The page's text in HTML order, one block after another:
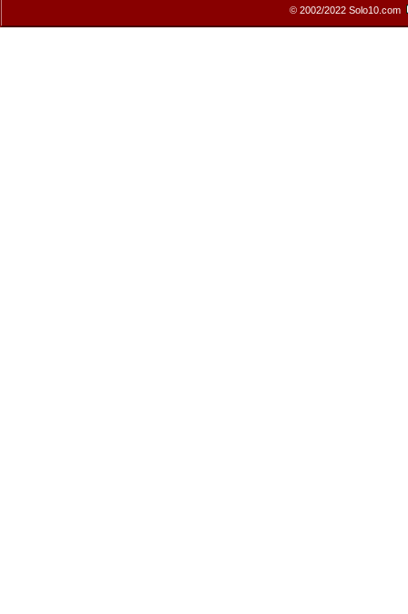
© 2002/2022 Solo10.com